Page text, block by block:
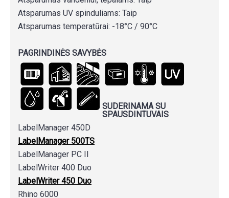
Atsparumas UV spinduliams: Taip
Atsparumas temperatūrai: -18°C / 90°C
PAGRINDINĖS SAVYBĖS
SUDERINAMA SU
SPAUSDINTUVAIS
LabelManager 450D
LabelManager 500TS
LabelManager PC II
LabelWriter 400 Duo
LabelWriter 450 Duo
Rhino 6000